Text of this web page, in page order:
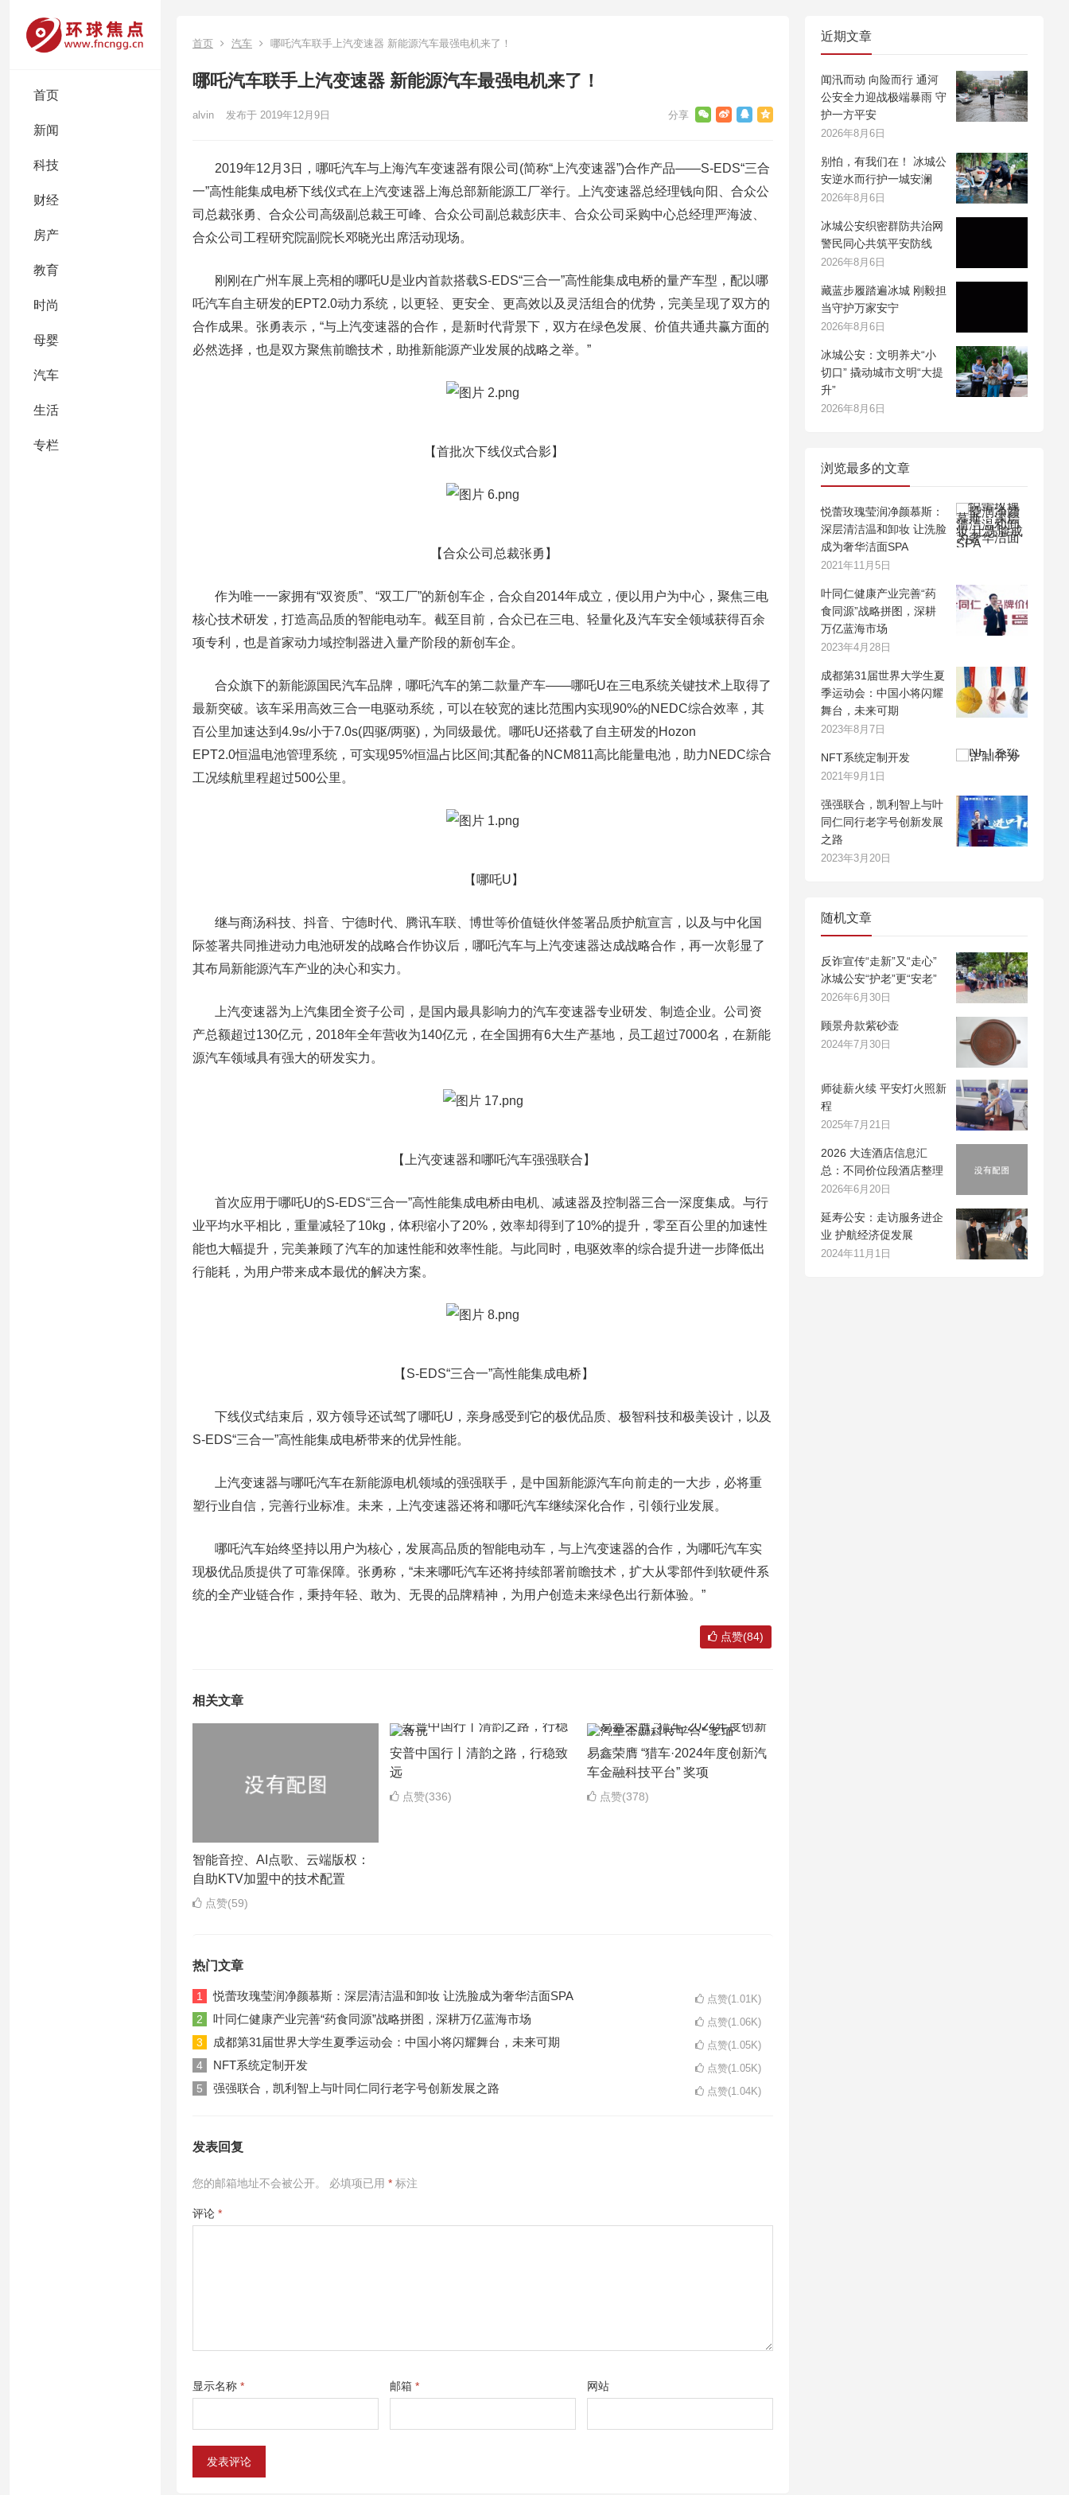
首页
新闻
科技
财经
房产
教育
时尚
母婴
汽车
生活
专栏
首页 汽车 哪吒汽车联手上汽变速器 新能源汽车最强电机来了！
哪吒汽车联手上汽变速器 新能源汽车最强电机来了！
alvin 发布于 2019年12月9日
2019年12月3日，哪吒汽车与上海汽车变速器有限公司(简称“上汽变速器”)合作产品——S-EDS“三合
一”高性能集成电桥下线仪式在上汽变速器上海总部新能源工厂举行。上汽变速器总经理钱向阳、合众公
司总裁张勇、合众公司高级副总裁王可峰、合众公司副总裁彭庆丰、合众公司采购中心总经理严海波、
合众公司工程研究院副院长邓晓光出席活动现场。
刚刚在广州车展上亮相的哪吒U是业内首款搭载S-EDS“三合一”高性能集成电桥的量产车型，配以哪
吒汽车自主研发的EPT2.0动力系统，以更轻、更安全、更高效以及灵活组合的优势，完美呈现了双方的
合作成果。张勇表示，“与上汽变速器的合作，是新时代背景下，双方在绿色发展、价值共通共赢方面的
必然选择，也是双方聚焦前瞻技术，助推新能源产业发展的战略之举。”
【首批次下线仪式合影】
【合众公司总裁张勇】
作为唯一一家拥有“双资质”、“双工厂”的新创车企，合众自2014年成立，便以用户为中心，聚焦三电
核心技术研发，打造高品质的智能电动车。截至目前，合众已在三电、轻量化及汽车安全领域获得百余
项专利，也是首家动力域控制器进入量产阶段的新创车企。
合众旗下的新能源国民汽车品牌，哪吒汽车的第二款量产车——哪吒U在三电系统关键技术上取得了
最新突破。该车采用高效三合一电驱动系统，可以在较宽的速比范围内实现90%的NEDC综合效率，其
百公里加速达到4.9s/小于7.0s(四驱/两驱)，为同级最优。哪吒U还搭载了自主研发的Hozon
EPT2.0恒温电池管理系统，可实现95%恒温占比区间;其配备的NCM811高比能量电池，助力NEDC综合
工况续航里程超过500公里。
【哪吒U】
继与商汤科技、抖音、宁德时代、腾讯车联、博世等价值链伙伴签署品质护航宣言，以及与中化国
际签署共同推进动力电池研发的战略合作协议后，哪吒汽车与上汽变速器达成战略合作，再一次彰显了
其布局新能源汽车产业的决心和实力。
上汽变速器为上汽集团全资子公司，是国内最具影响力的汽车变速器专业研发、制造企业。公司资
产总额超过130亿元，2018年全年营收为140亿元，在全国拥有6大生产基地，员工超过7000名，在新能
源汽车领域具有强大的研发实力。
【上汽变速器和哪吒汽车强强联合】
首次应用于哪吒U的S-EDS“三合一”高性能集成电桥由电机、减速器及控制器三合一深度集成。与行
业平均水平相比，重量减轻了10kg，体积缩小了20%，效率却得到了10%的提升，零至百公里的加速性
能也大幅提升，完美兼顾了汽车的加速性能和效率性能。与此同时，电驱效率的综合提升进一步降低出
行能耗，为用户带来成本最优的解决方案。
【S-EDS“三合一”高性能集成电桥】
下线仪式结束后，双方领导还试驾了哪吒U，亲身感受到它的极优品质、极智科技和极美设计，以及
S-EDS“三合一”高性能集成电桥带来的优异性能。
上汽变速器与哪吒汽车在新能源电机领域的强强联手，是中国新能源汽车向前走的一大步，必将重
塑行业自信，完善行业标准。未来，上汽变速器还将和哪吒汽车继续深化合作，引领行业发展。
哪吒汽车始终坚持以用户为核心，发展高品质的智能电动车，与上汽变速器的合作，为哪吒汽车实
现极优品质提供了可靠保障。张勇称，“未来哪吒汽车还将持续部署前瞻技术，扩大从零部件到软硬件系
统的全产业链合作，秉持年轻、敢为、无畏的品牌精神，为用户创造未来绿色出行新体验。”
点赞(84)
相关文章
智能音控、AI点歌、云端版权：
自助KTV加盟中的技术配置
点赞(59)
安普中国行丨清韵之路，行稳致
远
点赞(336)
易鑫荣膺 “猎车·2024年度创新汽
车金融科技平台” 奖项
点赞(378)
热门文章
1 悦蕾玫瑰莹润净颜慕斯：深层清洁温和卸妆 让洗脸成为奢华洁面SPA 点赞(1.01K)
2 叶同仁健康产业完善“药食同源”战略拼图，深耕万亿蓝海市场 点赞(1.06K)
3 成都第31届世界大学生夏季运动会：中国小将闪耀舞台，未来可期 点赞(1.05K)
4 NFT系统定制开发 点赞(1.05K)
5 强强联合，凯利智上与叶同仁同行老字号创新发展之路 点赞(1.04K)
发表回复
您的邮箱地址不会被公开。 必填项已用 * 标注
评论 *
显示名称 * 邮箱* 网站
近期文章
闻汛而动 向险而行 通河
公安全力迎战极端暴雨 守
护一方平安
2026年8月6日
别怕，有我们在！ 冰城公
安逆水而行护一城安澜
2026年8月6日
冰城公安织密群防共治网
警民同心共筑平安防线
2026年8月6日
藏蓝步履踏遍冰城 刚毅担
当守护万家安宁
2026年8月6日
冰城公安：文明养犬“小
切口” 撬动城市文明“大提
升”
2026年8月6日
浏览最多的文章
悦蕾玫瑰莹润净颜慕斯：
深层清洁温和卸妆 让洗脸
成为奢华洁面SPA
2021年11月5日
叶同仁健康产业完善“药
食同源”战略拼图，深耕
万亿蓝海市场
2023年4月28日
成都第31届世界大学生夏
季运动会：中国小将闪耀
舞台，未来可期
2023年8月7日
NFT系统定制开发
2021年9月1日
强强联合，凯利智上与叶
同仁同行老字号创新发展
之路
2023年3月20日
随机文章
反诈宣传“走新”又“走心”
冰城公安“护老”更“安老”
2026年6月30日
顾景舟款紫砂壶
2024年7月30日
师徒薪火续 平安灯火照新
程
2025年7月21日
2026 大连酒店信息汇
总：不同价位段酒店整理
2026年6月20日
延寿公安：走访服务进企
业 护航经济促发展
2024年11月1日